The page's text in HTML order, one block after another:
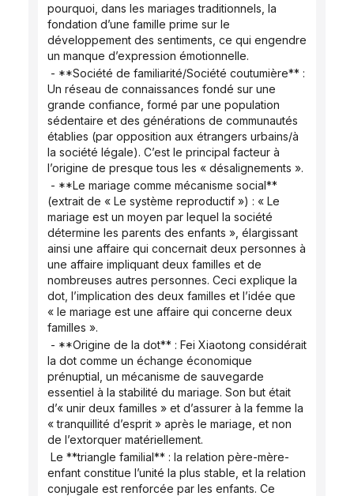
pourquoi, dans les mariages traditionnels, la
fondation d’une famille prime sur le
développement des sentiments, ce qui engendre
un manque d’expression émotionnelle.
Un réseau de connaissances fondé sur une
grande confiance, formé par une population
sédentaire et des générations de communautés
établies (par opposition aux étrangers urbains/à
la société légale). C’est le principal facteur à
l’origine de presque tous les « désalignements ».
(extrait de « Le système reproductif ») : « Le
mariage est un moyen par lequel la société
détermine les parents des enfants », élargissant
ainsi une affaire qui concernait deux personnes à
une affaire impliquant deux familles et de
nombreuses autres personnes. Ceci explique la
dot, l’implication des deux familles et l’idée que
« le mariage est une affaire qui concerne deux
familles ».
la dot comme un échange économique
prénuptial, un mécanisme de sauvegarde
essentiel à la stabilité du mariage. Son but était
d’« unir deux familles » et d’assurer à la femme la
« tranquillité d’esprit » après le mariage, et non
de l’extorquer matériellement.
enfant constitue l’unité la plus stable, et la relation
conjugale est renforcée par les enfants. Ce